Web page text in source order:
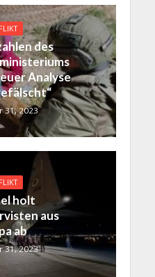
des
Analyse
31, 2023
holt
aus
ab
31, 2023